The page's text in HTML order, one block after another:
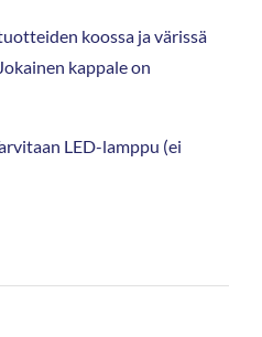
koossa ja värissä
kappale on
LED-lamppu (ei